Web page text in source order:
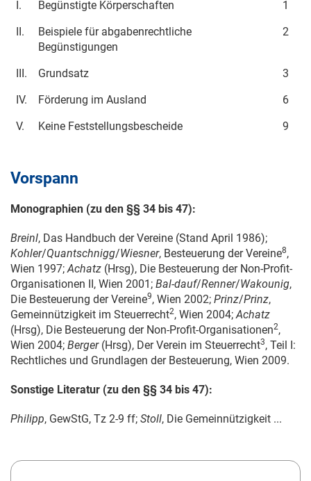
I.
Begünstigte Körperschaften
1
II.
Beispiele für abgabenrechtliche
Begünstigungen
2
III. Grundsatz
3
IV.
Förderung im Ausland
6
V.
Keine Feststellungsbescheide 9
Vorspann
Monographien (zu den §§ 34 bis 47):
Breinl, Das Handbuch der Vereine (Stand April 1986);
Kohler/Quantschnigg/Wiesner, Besteuerung der Vereine8,
Wien 1997; Achatz (Hrsg), Die Besteuerung der Non-Profit-
Organisationen II, Wien 2001; Bal-dauf/Renner/Wakounig,
Die Besteuerung der Vereine9, Wien 2002; Prinz/Prinz,
Gemeinnützigkeit im Steuerrecht2, Wien 2004; Achatz
(Hrsg), Die Besteuerung der Non-Profit-Organisationen2,
Wien 2004; Berger(Hrsg), Der Verein im Steuerrecht3, Teil I:
Rechtliches und Grundlagen der Besteuerung, Wien 2009.
Sonstige Literatur (zu den §§ 34 bis 47):
Philipp, GewStG, Tz 2-9 ff; Stoll, Die Gemeinnützigkeit ...